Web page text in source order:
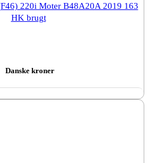
220i Moter B48A20A 2019 163
HK brugt
Danske kroner